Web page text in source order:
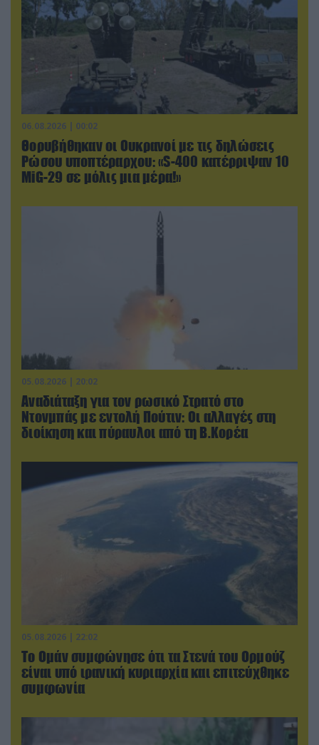
06.08.2026 | 00:02
Θορυβήθηκαν οι Ουκρανοί με τις δηλώσεις
Ρώσου υποπτέραρχου: «S-400 κατέρριψαν 10
MiG-29 σε μόλις μια μέρα!»
05.08.2026 | 20:02
Αναδιάταξη για τον ρωσικό Στρατό στο
Ντονμπάς με εντολή Πούτιν: Οι αλλαγές στη
διοίκηση και πύραυλοι από τη Β.Κορέα
05.08.2026 | 22:02
Το Ομάν συμφώνησε ότι τα Στενά του Ορμούζ
είναι υπό ιρανική κυριαρχία και επιτεύχθηκε
συμφωνία